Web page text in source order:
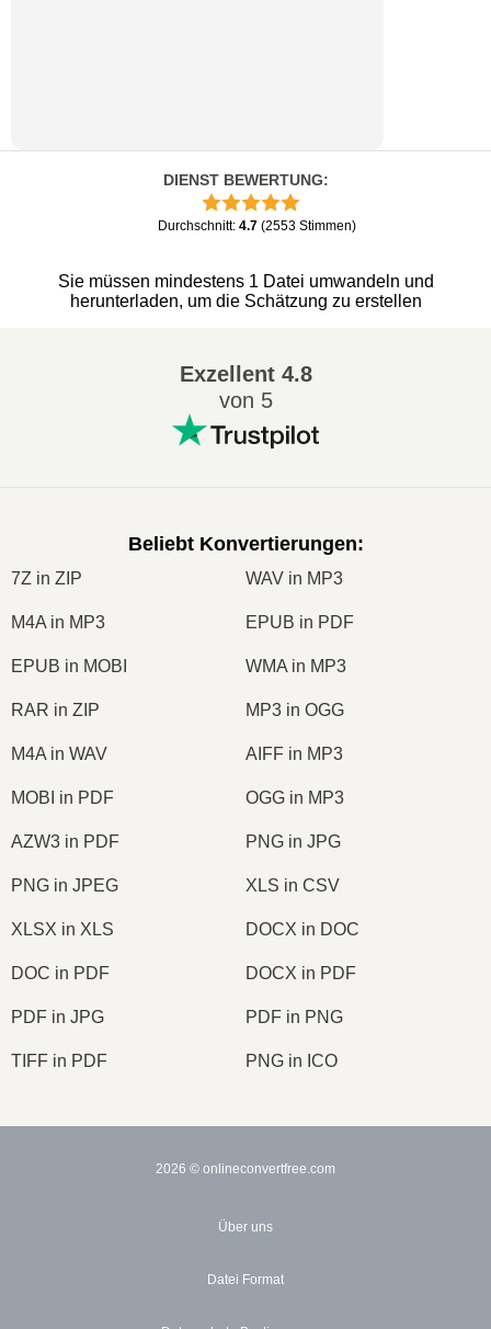
DIENST BEWERTUNG:
Durchschnitt: 4.7 (2553 Stimmen)
Sie müssen mindestens 1 Datei umwandeln und
herunterladen, um die Schätzung zu erstellen
Exzellent4.8
von 5
Beliebt Konvertierungen:
7Z in ZIP WAV in MP3
M4A in MP3 EPUB in PDF
EPUB in MOBI WMA in MP3
RAR in ZIP MP3 in OGG
M4A in WAV AIFF in MP3
MOBI in PDF OGG in MP3
AZW3 in PDF PNG in JPG
PNG in JPEG XLS in CSV
XLSX in XLS DOCX in DOC
DOC in PDF DOCX in PDF
PDF in JPG PDF in PNG
TIFF in PDF PNG in ICO
2026 © onlineconvertfree.com
Über uns
Datei Format